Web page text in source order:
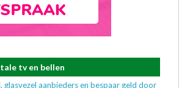
tv en bellen
glasvezel aanbieders en bespaar geld door